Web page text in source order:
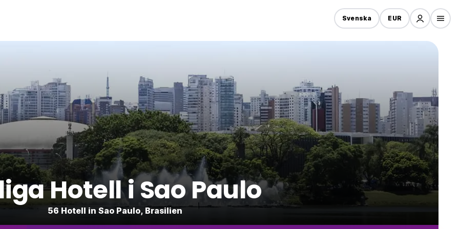
Svenska EUR
Hotell i Sao Paulo
56 Hotell in Sao Paulo, Brasilien